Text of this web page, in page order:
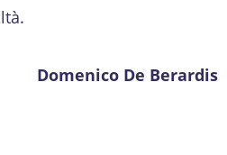
Domenico De Berardis